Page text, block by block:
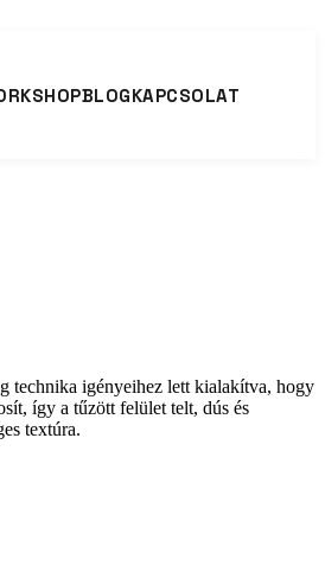
BLOGKAPCSOLAT
technika igényeihez lett kialakítva, hogy
így a tűzött felület telt, dús és
textúra.